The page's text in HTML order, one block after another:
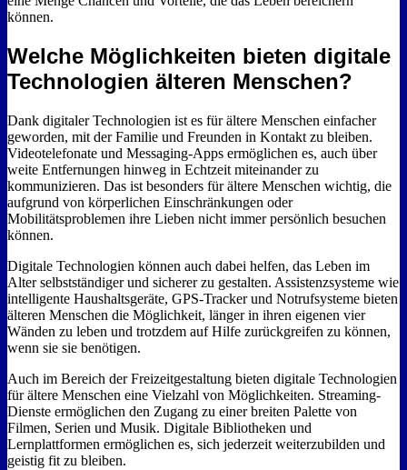
können.
Welche Möglichkeiten bieten digitale
Technologien älteren Menschen?
Dank digitaler Technologien ist es für ältere Menschen einfacher
geworden, mit der Familie und Freunden in Kontakt zu bleiben.
Videotelefonate und Messaging-Apps ermöglichen es, auch über
weite Entfernungen hinweg in Echtzeit miteinander zu
kommunizieren. Das ist besonders für ältere Menschen wichtig, die
aufgrund von körperlichen Einschränkungen oder
Mobilitätsproblemen ihre Lieben nicht immer persönlich besuchen
können.
Digitale Technologien können auch dabei helfen, das Leben im
Alter selbstständiger und sicherer zu gestalten. Assistenzsysteme wie
intelligente Haushaltsgeräte, GPS-Tracker und Notrufsysteme bieten
älteren Menschen die Möglichkeit, länger in ihren eigenen vier
Wänden zu leben und trotzdem auf Hilfe zurückgreifen zu können,
wenn sie sie benötigen.
Auch im Bereich der Freizeitgestaltung bieten digitale Technologien
für ältere Menschen eine Vielzahl von Möglichkeiten. Streaming-
Dienste ermöglichen den Zugang zu einer breiten Palette von
Filmen, Serien und Musik. Digitale Bibliotheken und
Lernplattformen ermöglichen es, sich jederzeit weiterzubilden und
geistig fit zu bleiben.